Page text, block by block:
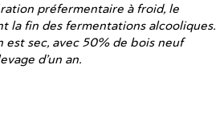
préfermentaire à froid, le
la fin des fermentations alcooliques.
est sec, avec 50% de bois neuf
d’un an.